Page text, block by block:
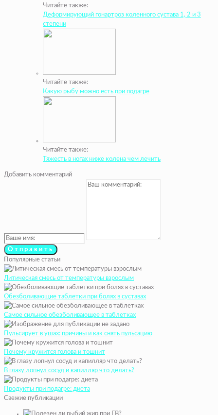
Читайте также:
Деформирующий гонартроз коленного сустава 1, 2 и 3
степени
Читайте также:
Какую рыбу можно есть при подагре
Читайте также:
Тяжесть в ногах ниже колена чем лечить
Добавить комментарий
Популярные статьи
Литическая смесь от температуры взрослым
Обезболивающие таблетки при болях в суставах
Самое сильное обезболивающее в таблетках
Пульсирует в ушах: причины и как снять пульсацию
Почему кружится голова и тошнит
В глазу лопнул сосуд и капилляр что делать?
Продукты при подагре: диета
Свежие публикации